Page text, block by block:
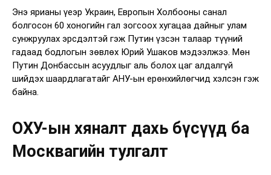
Энэ ярианы үеэр Украин, Европын Холбооны санал
болгосон 60 хоногийн гал зогсоох хугацаа дайныг улам
сунжруулах эрсдэлтэй гэж Путин үзсэн талаар түүний
гадаад бодлогын зөвлөх Юрий Ушаков мэдээлжээ. Мөн
Путин Донбассын асуудлыг аль болох цаг алдалгүй
шийдэх шаардлагатайг АНУ-ын ерөнхийлөгчид хэлсэн гэж
байна.
ОХУ-ын хяналт дахь бүсүүд ба
Москвагийн тулгалт